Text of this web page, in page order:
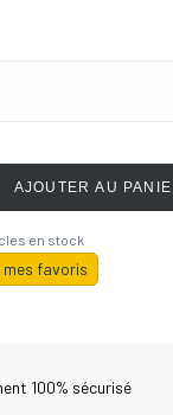
AJOUTER AU
en stock
favoris
100% sécurisé